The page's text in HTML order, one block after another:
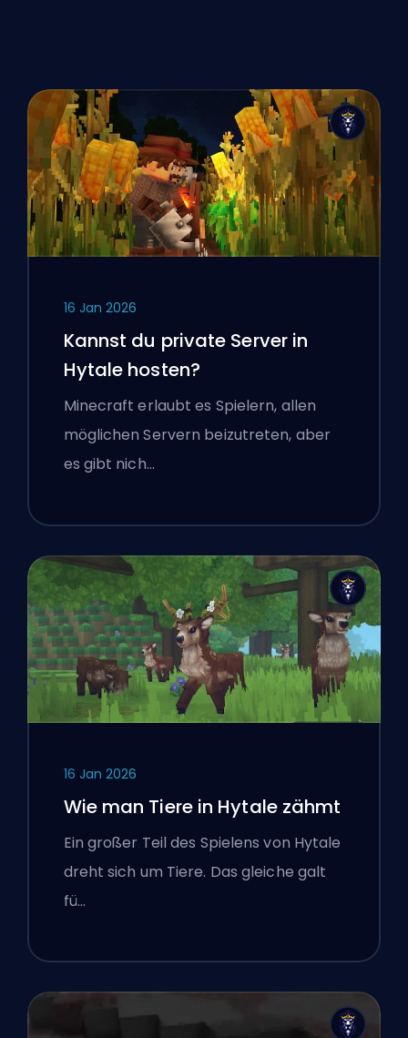
16 Jan 2026
Kannst du private Server in
Hytale hosten?
Minecraft erlaubt es Spielern, allen
möglichen Servern beizutreten, aber
es gibt nich…
16 Jan 2026
Wie man Tiere in Hytale zähmt
Ein großer Teil des Spielens von Hytale
dreht sich um Tiere. Das gleiche galt
fü…